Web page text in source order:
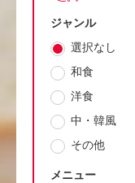
ジャンル
選択なし
和食
洋食
中・韓風
その他
メニュー